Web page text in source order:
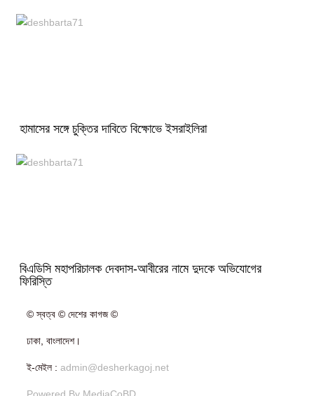
হামাসের সঙ্গে চুক্তির দাবিতে বিক্ষোভে ইসরাইলিরা
বিএডিসি মহাপরিচালক দেবদাস-আবীরের নামে দুদকে অভিযোগের
ফিরিস্তি
© স্বত্ব © দেশের কাগজ ©
ঢাকা, বাংলাদেশ।
ই-মেইল : admin@desherkagoj.net